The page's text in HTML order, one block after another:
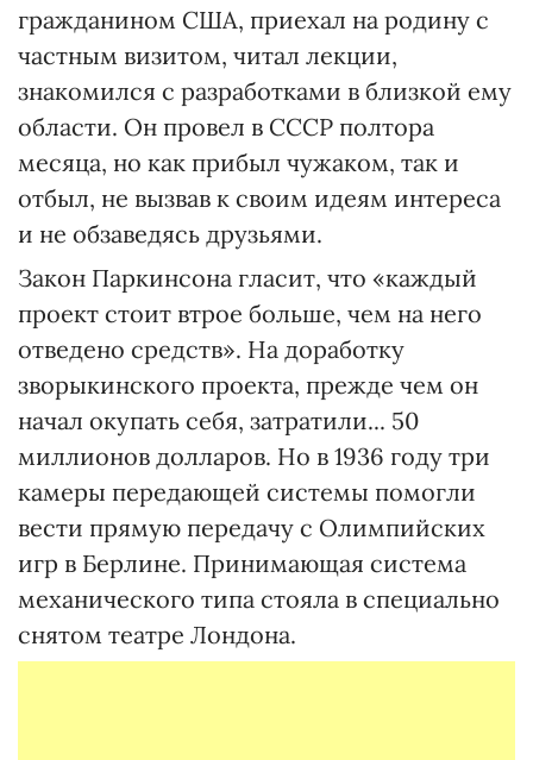
гражданином США, приехал на родину с
частным визитом, читал лекции,
знакомился с разработками в близкой ему
области. Он провел в СССР полтора
месяца, но как прибыл чужаком, так и
отбыл, не вызвав к своим идеям интереса
и не обзаведясь друзьями.
Закон Паркинсона гласит, что «каждый
проект стоит втрое больше, чем на него
отведено средств». На доработку
зворыкинского проекта, прежде чем он
начал окупать себя, затратили... 50
миллионов долларов. Но в 1936 году три
камеры передающей системы помогли
вести прямую передачу с Олимпийских
игр в Берлине. Принимающая система
механического типа стояла в специально
снятом театре Лондона.